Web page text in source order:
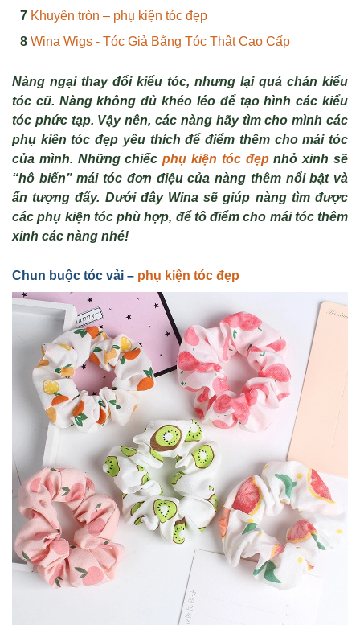
Khuyên tròn – phụ kiện tóc đẹp
Wina Wigs - Tóc Giả Bằng Tóc Thật Cao Cấp
Nàng ngại thay đổi kiểu tóc, nhưng lại quá chán kiểu
tóc cũ. Nàng không đủ khéo léo để tạo hình các kiểu
tóc phức tạp. Vậy nên, các nàng hãy tìm cho mình các
phụ kiên tóc đẹp yêu thích để điểm thêm cho mái tóc
của mình. Những chiếcphụ kiện tóc đẹpnhỏ xinh sẽ
“hô biến” mái tóc đơn điệu của nàng thêm nổi bật và
ấn tượng đấy. Dưới đây Wina sẽ giúp nàng tìm được
các phụ kiện tóc phù hợp, để tô điểm cho mái tóc thêm
xinh các nàng nhé!
Chun buộc tóc vải – phụ kiện tóc đẹp